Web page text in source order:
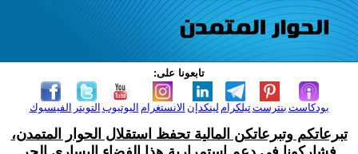
تابعونا على:
الفيسبوك التويتر اليوتيوب الانستغرام لينكدإن تيلكرامبنترست بودكاست
تبرعاتكم وتبرعاتكن المالية تحفظ استقلال الحوار المتمدن،